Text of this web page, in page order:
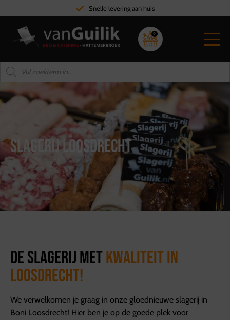
Hoge kwaliteit vlees
0
Slagerij Loosdrecht
De slagerij metkwaliteit in
Loosdrecht!
We verwelkomen je graag in onze gloednieuwe slagerij in
Boni Loosdrecht! Hier ben je op de goede plek voor